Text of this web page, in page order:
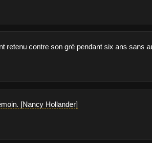
retenu contre son gré pendant six ans sans
[Nancy Hollander]